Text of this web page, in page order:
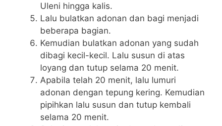
Uleni hingga kalis.
Lalu bulatkan adonan dan bagi menjadi
beberapa bagian.
Kemudian bulatkan adonan yang sudah
dibagi kecil-kecil. Lalu susun di atas
loyang dan tutup selama 20 menit.
Apabila telah 20 menit, lalu lumuri
adonan dengan tepung kering. Kemudian
pipihkan lalu susun dan tutup kembali
selama 20 menit.